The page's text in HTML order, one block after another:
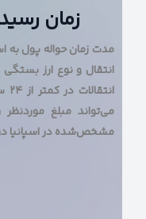
زمان
مدت زمان حواله پول به
انتقال و نوع ارز
می‌تواند مبلغ
مشخص‌شده در اسپانیا